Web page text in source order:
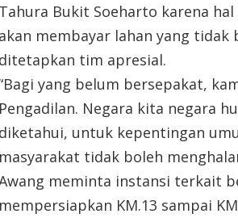
Tahura Bukit Soeharto karena
akan membayar lahan yang tidak
ditetapkan tim apresial.
yang belum bersepakat,
Pengadilan. Negara kita negara
diketahui, untuk kepentingan
masyarakat tidak boleh
meminta instansi terkait
mempersiapkan KM.13 sampai